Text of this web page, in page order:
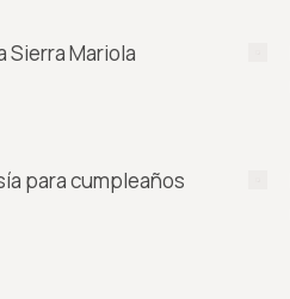
Sierra Mariola
para cumpleaños